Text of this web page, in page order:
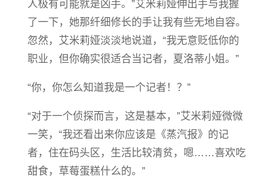
人极有可能就是凶手。”艾米莉娅伸出手与我握
了一下，她那纤细修长的手让我有些无地自容。
忽然，艾米莉娅淡淡地说道，“我无意贬低你的
职业，但你确实很适合当记者，夏洛蒂小姐。”
“你，你怎么知道我是一个记者！？”
“对于一个侦探而言，这是基本，”艾米莉娅微微
一笑，“我还看出来你应该是《蒸汽报》的记
者，住在码头区，生活比较清贫，嗯……喜欢吃
甜食，草莓蛋糕什么的。”